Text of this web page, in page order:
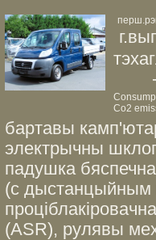
Co2
бартавы
электрычны
падушка
(с дыстанцыйным
(ASR), рулявы